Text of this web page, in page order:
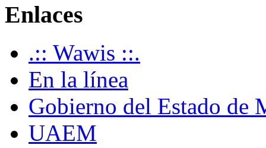
Enlaces
.:: Wawis ::.
En la línea
Gobierno del Estado de
UAEM